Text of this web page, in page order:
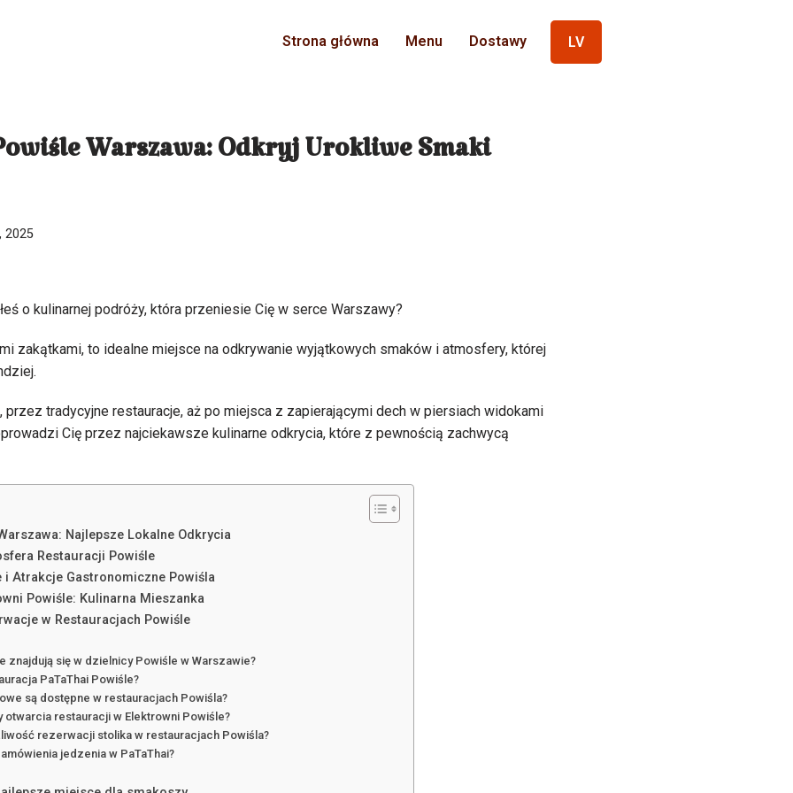
Strona główna Menu Dostawy LV
Warszawa: Odkryj Urokliwe Smaki
2025
o kulinarnej podróży, która przeniesie Cię w serce Warszawy?
zakątkami, to idealne miejsce na odkrywanie wyjątkowych smaków i atmosfery, której
tradycyjne restauracje, aż po miejsca z zapierającymi dech w piersiach widokami
Cię przez najciekawsze kulinarne odkrycia, które z pewnością zachwycą
Najlepsze Lokalne Odkrycia
Restauracji Powiśle
i Atrakcje Gastronomiczne Powiśla
Powiśle: Kulinarna Mieszanka
w Restauracjach Powiśle
znajdują się w dzielnicy Powiśle w Warszawie?
PaTaThai Powiśle?
są dostępne w restauracjach Powiśla?
otwarcia restauracji w Elektrowni Powiśle?
rezerwacji stolika w restauracjach Powiśla?
jedzenia w PaTaThai?